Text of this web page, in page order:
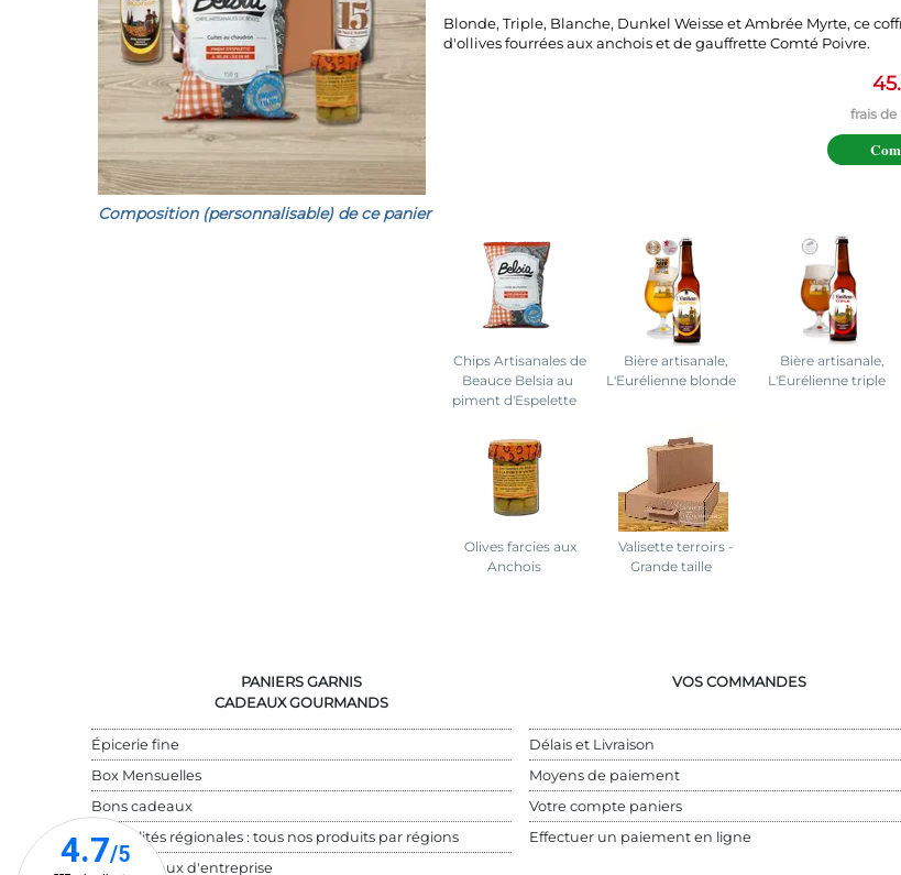
Blonde, Triple, Blanche, Dunkel Weisse et Ambrée Myrte, ce
d'ollives fourrées aux anchois et de gauffrette Comté Poivre.
Composition (personnalisable) de ce panier
Chips Artisanales de
Beauce Belsia au
piment d'Espelette
Bière artisanale,
L'Eurélienne blonde
Bière artisanale,
L'Eurélienne triple
Olives farcies aux
Anchois
Valisette terroirs -
Grande taille
PANIERS GARNIS
CADEAUX GOURMANDS
Épicerie fine
Box Mensuelles
Bons cadeaux
Spécialités régionales : tous nos produits par régions
Cadeaux d'entreprise
VOS COMMANDES
Délais et Livraison
Moyens de paiement
Votre compte paniers
Effectuer un paiement en ligne